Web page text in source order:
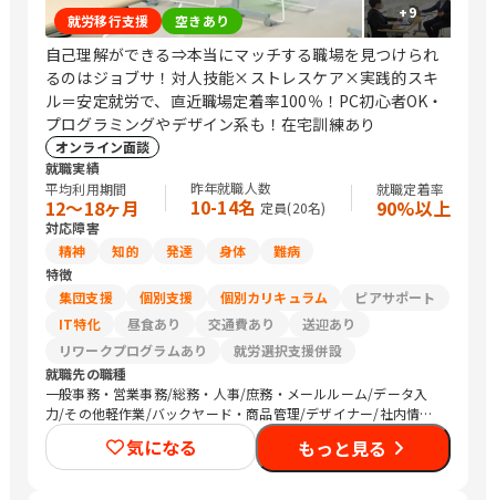
+9
就労移行支援 空きあり
自己理解ができる⇒本当にマッチする職場を見つけられ
るのはジョブサ！対人技能×ストレスケア×実践的スキ
ル＝安定就労で、直近職場定着率100％！PC初心者OK・
プログラミングやデザイン系も！在宅訓練あり
オンライン面談
就職実績
平均利用期間
12〜18ヶ月
昨年就職人数
10-14名 定員(20名)
就職定着率
90%以上
対応障害
精神
知的 発達 身体
難病
特徴
集団支援
個別支援 個別カリキュラム
ピアサポート
IT特化
昼食あり 交通費あり
送迎あり
リワークプログラムあり
就労選択支援併設
就職先の職種
一般事務・営業事務/総務・人事/庶務・メールルーム/データ入
力/その他軽作業/バックヤード・商品管理/デザイナー/社内情報
システム/その他IT/ヘルプデスク/調理師/清掃
気になる もっと見る